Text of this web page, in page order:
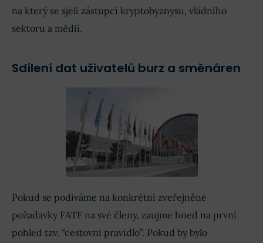
na který se sjeli zástupci kryptobyznysu, vládního
sektoru a médií.
Sdílení dat uživatelů burz a směnáren
Pokud se podíváme na konkrétní zveřejněné
požadavky FATF na své členy, zaujme hned na první
pohled tzv. “cestovní pravidlo”. Pokud by bylo